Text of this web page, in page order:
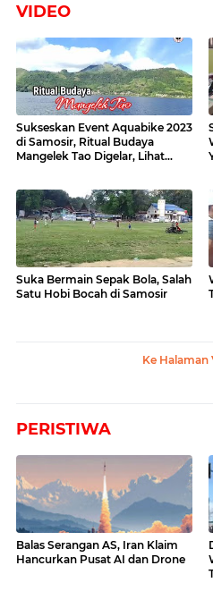
VIDEO
Sukseskan Event Aquabike 2023
di Samosir, Ritual Budaya
Mangelek Tao Digelar, Lihat
Suka Bermain Sepak Bola, Salah
Satu Hobi Bocah di Samosir
Ke Halaman
PERISTIWA
Balas Serangan AS, Iran Klaim
Hancurkan Pusat AI dan Drone